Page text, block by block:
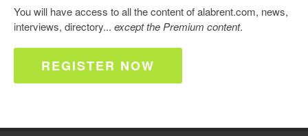
Follow us on Twitter
You will have access to all the content of alabrent.com, news,
interviews, directory... except the Premium content.
REGISTER NOW